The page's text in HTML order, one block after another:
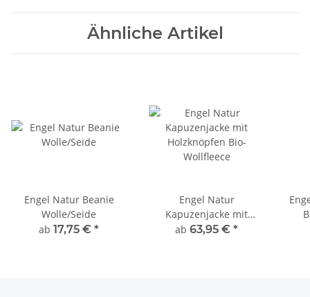
Ähnliche Artikel
Engel Natur Beanie
Wolle/Seide
ab 17,75 € *
Engel Natur
Kapuzenjacke mit
Holzknöpfen Bio-
ab 63,95 € *